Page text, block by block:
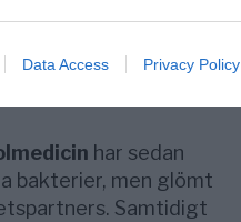
Data Access Privacy Policy
studier som samtliga
tarmfloran är för vår
har sedan
bakterier, men glömt
Samtidigt